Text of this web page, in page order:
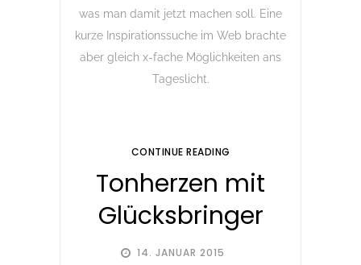
14. JANUAR 2015
Tonherzen mit
Glücksbringer
was man damit jetzt machen soll. Eine
kurze Inspirationssuche im Web brachte
aber gleich x-fache Möglichkeiten ans
Tageslicht.
CONTINUE READING